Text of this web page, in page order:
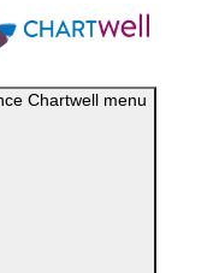
Chartwell menu